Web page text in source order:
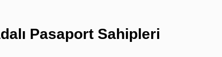
Pasaport Sahipleri